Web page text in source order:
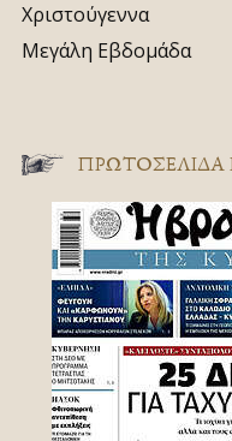
Χριστούγεννα
Μεγάλη Εβδομάδα